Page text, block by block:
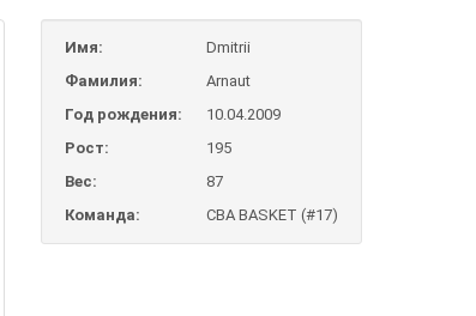
Имя:
Dmitrii
Фамилия:
Arnaut
Год рождения:
10.04.2009
Рост:
195
Вес:
87
Команда:
CBA BASKET (#17)